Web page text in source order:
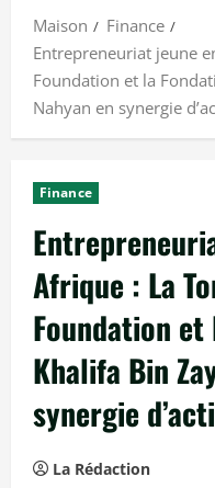
p
c
i
p
l
Maison
Finance
Entrepreneuriat jeune
Foundation et la
Nahyan en synergie
Finance
Afrique : La
Foundation
Khalifa Bin
synergie
La Rédaction